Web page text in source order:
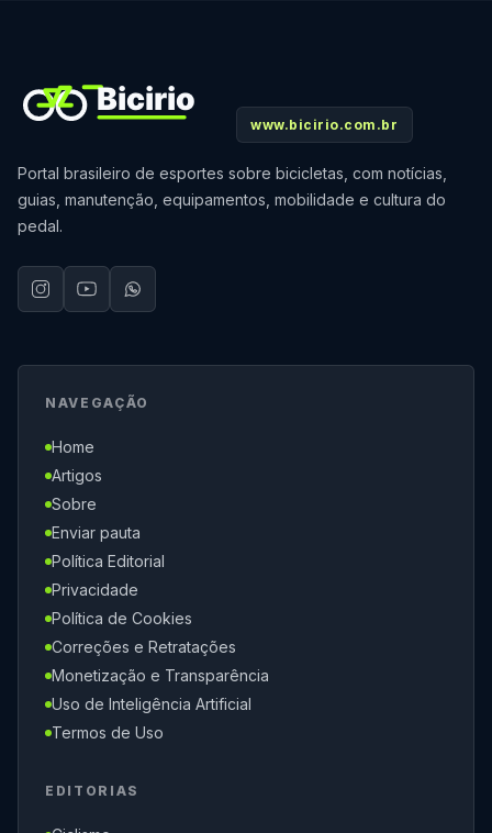
www.bicirio.com.br
Portal brasileiro de esportes sobre bicicletas, com notícias,
guias, manutenção, equipamentos, mobilidade e cultura do
pedal.
NAVEGAÇÃO
Home
Artigos
Sobre
Enviar pauta
Política Editorial
Privacidade
Política de Cookies
Correções e Retratações
Monetização e Transparência
Uso de Inteligência Artificial
Termos de Uso
EDITORIAS